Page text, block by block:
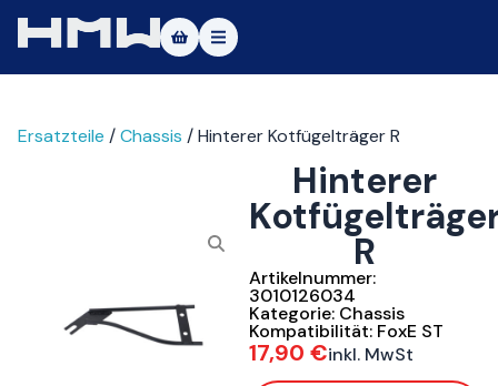
Über uns
Fahrzeuge
Testfahrt
Service
Kontakt
Ersatzteile /Chassis / Hinterer Kotfügelträger R
Hinterer
R
Artikelnummer:
3010126034
Kategorie: Chassis
Kompatibilität: FoxE ST
17,90 €inkl. MwSt